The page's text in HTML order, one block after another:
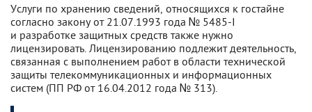
Услуги по хранению сведений, относящихся к гостайне
согласно закону от 21.07.1993 года № 5485-I
и разработке защитных средств также нужно
лицензировать. Лицензированию подлежит деятельность,
связанная с выполнением работ в области технической
защиты телекоммуникационных и информационных
систем (ПП РФ от 16.04.2012 года № 313).